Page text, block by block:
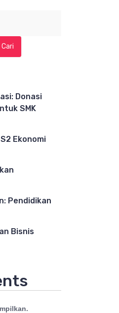
Cari
Donasi
SMK
Ekonomi
Pendidikan
Bisnis